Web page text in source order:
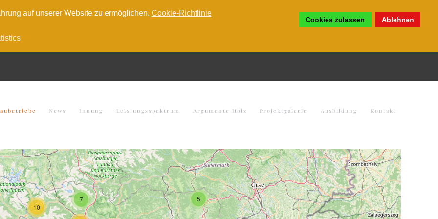
auf unserer Website zu ermöglichen. Cookie-Richtlinie
Cookies zulassen Ablehnen
News Innung Leistungsspektrum Argumente Holz Projektgalerie Ausbildung Kontakt
10
5
7